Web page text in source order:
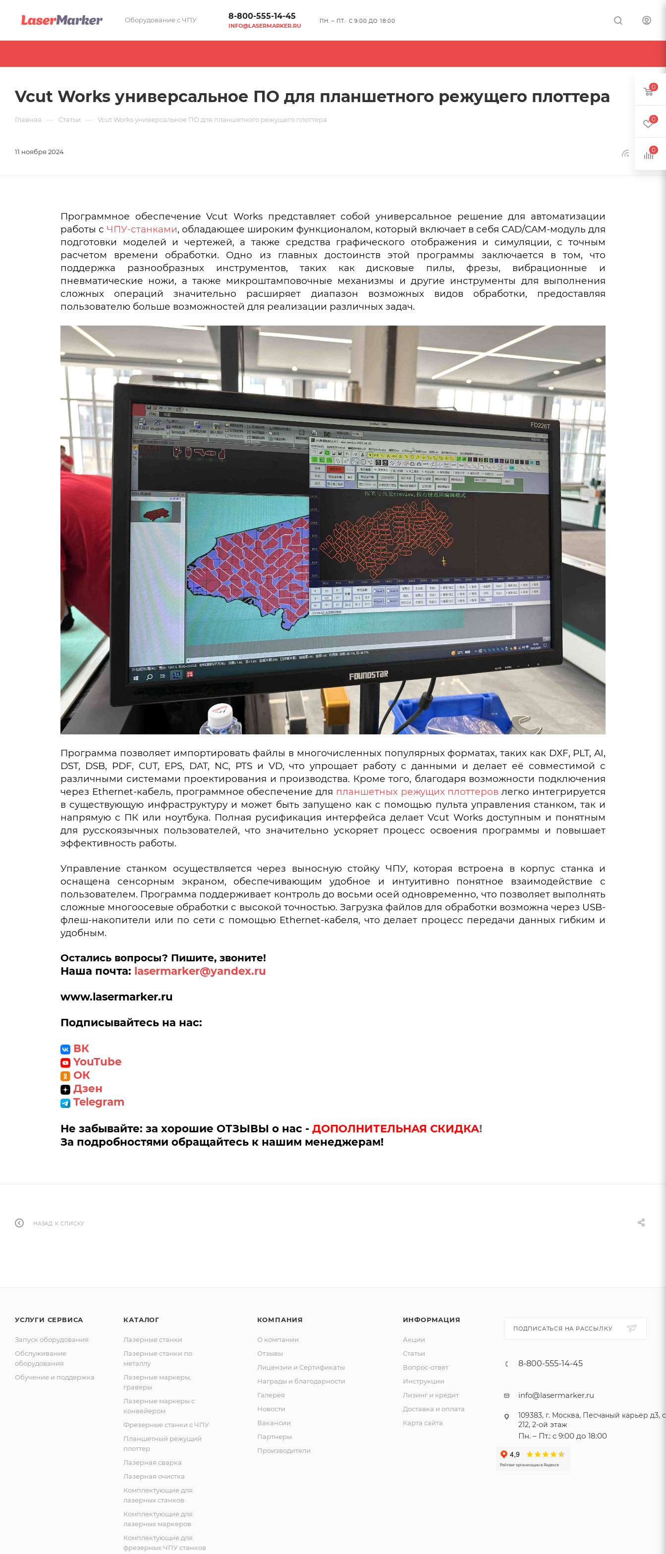
Оборудование с ЧПУ 8-800-555-14-45
INFO@LASERMARKER.RU
ПН. – ПТ.: С 9:00 ДО 18:00
Vcut Works универсальное ПО для планшетного режущего плоттера
Главная — Статьи — Vcut Works универсальное ПО для планшетного режущего плоттера
11 ноября 2024
Программное обеспечение Vcut Works представляет собой универсальное решение для автоматизации
работы с ЧПУ-станками, обладающее широким функционалом, который включает в себя CAD/CAM-модуль для
подготовки моделей и чертежей, а также средства графического отображения и симуляции, с точным
расчетом времени обработки. Одно из главных достоинств этой программы заключается в том, что
поддержка разнообразных инструментов, таких как дисковые пилы, фрезы, вибрационные и
пневматические ножи, а также микроштамповочные механизмы и другие инструменты для выполнения
сложных операций значительно расширяет диапазон возможных видов обработки, предоставляя
пользователю больше возможностей для реализации различных задач.
Программа позволяет импортировать файлы в многочисленных популярных форматах, таких как DXF, PLT, AI,
DST, DSB, PDF, CUT, EPS, DAT, NC, PTS и VD, что упрощает работу с данными и делает её совместимой с
различными системами проектирования и производства. Кроме того, благодаря возможности подключения
через Ethernet-кабель, программное обеспечение для планшетных режущих плоттеров легко интегрируется
в существующую инфраструктуру и может быть запущено как с помощью пульта управления станком, так и
напрямую с ПК или ноутбука. Полная русификация интерфейса делает Vcut Works доступным и понятным
для русскоязычных пользователей, что значительно ускоряет процесс освоения программы и повышает
эффективность работы.
Управление станком осуществляется через выносную стойку ЧПУ, которая встроена в корпус станка и
оснащена сенсорным экраном, обеспечивающим удобное и интуитивно понятное взаимодействие с
пользователем. Программа поддерживает контроль до восьми осей одновременно, что позволяет выполнять
сложные многоосевые обработки с высокой точностью. Загрузка файлов для обработки возможна через USB-
флеш-накопители или по сети с помощью Ethernet-кабеля, что делает процесс передачи данных гибким и
удобным.
Остались вопросы? Пишите, звоните!
Наша почта: lasermarker@yandex.ru
www.lasermarker.ru
Подписывайтесь на нас:
ВК
YouTube
ОК
Дзен
Telegram
Не забывайте: за хорошие ОТЗЫВЫ о нас - ДОПОЛНИТЕЛЬНАЯ СКИДКА!
За подробностями обращайтесь к нашим менеджерам!
НАЗАД К СПИСКУ
УСЛУГИ СЕРВИСА
Запуск оборудования
Обслуживание
оборудования
Обучение и поддержка
КАТАЛОГ
Лазерные станки
Лазерные станки по
металлу
Лазерные маркеры,
граверы
Лазерные маркеры с
конвейером
Фрезерные станки с ЧПУ
Планшетный режущий
плоттер
Лазерная сварка
Лазерная очистка
Комплектующие для
лазерных станков
Комплектующие для
лазерных маркеров
Комплектующие для
фрезерных ЧПУ станков
КОМПАНИЯ
О компании
Отзывы
Лицензии и Сертификаты
Награды и благодарности
Галерея
Новости
Вакансии
Партнеры
Производители
ИНФОРМАЦИЯ
Акции
Статьи
Вопрос-ответ
Инструкции
Лизинг и кредит
Доставка и оплата
Карта сайта
ПОДПИСАТЬСЯ НА РАССЫЛКУ
8-800-555-14-45
info@lasermarker.ru
109383, г. Москва, Песчаный карьер д3,
212, 2-ой этаж
Пн. – Пт.: с 9:00 до 18:00
0
0
0